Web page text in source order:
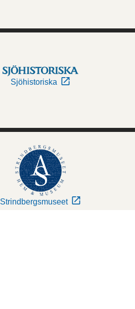
Sjöhistoriska
Strindbergsmuseet